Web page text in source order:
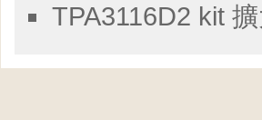
TPA3116D2 kit